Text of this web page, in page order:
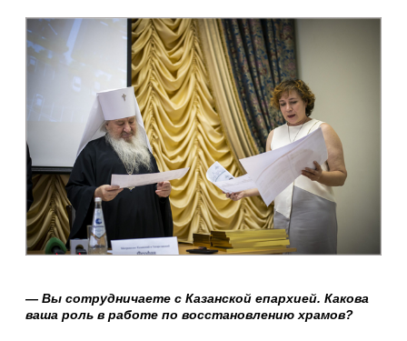
— Вы сотрудничаете с Казанской епархией. Какова
ваша роль в работе по восстановлению храмов?